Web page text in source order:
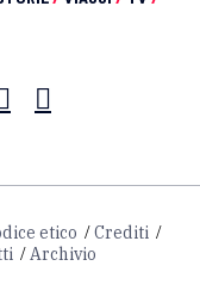
etico
Crediti
Archivio